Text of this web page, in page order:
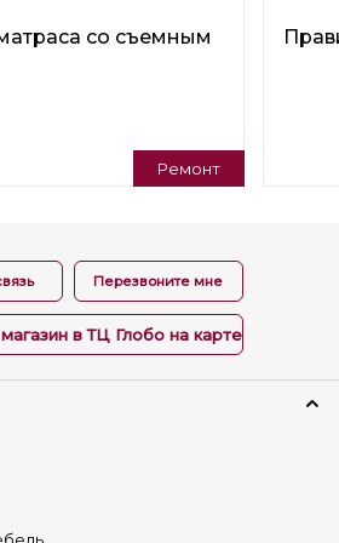
со съемным
Ремонт
Перезвоните мне
в ТЦ Глобо на карте